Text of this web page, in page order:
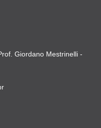
Giordano Mestrinelli -